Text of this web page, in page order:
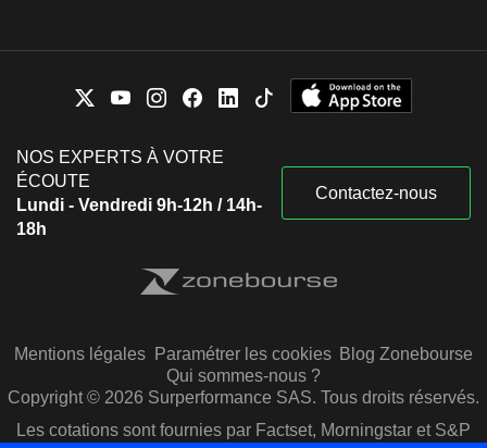
NOS EXPERTS À VOTRE
ÉCOUTE
Lundi - Vendredi 9h-12h / 14h-
18h
Contactez-nous
Mentions légales Paramétrer les cookies Blog Zonebourse
Qui sommes-nous ?
Copyright © 2026 Surperformance SAS. Tous droits réservés.
Les cotations sont fournies par Factset, Morningstar et S&P